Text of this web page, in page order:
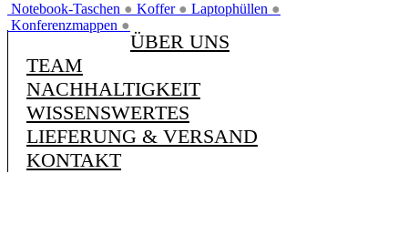
Notebook-Taschen ● Koffer ● Laptophüllen ●
Konferenzmappen ●
ÜBER UNS
TEAM
NACHHALTIGKEIT
WISSENSWERTES
LIEFERUNG & VERSAND
KONTAKT